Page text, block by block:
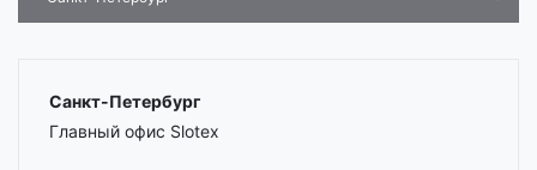
Санкт-Петербург
Главный офис Slotex